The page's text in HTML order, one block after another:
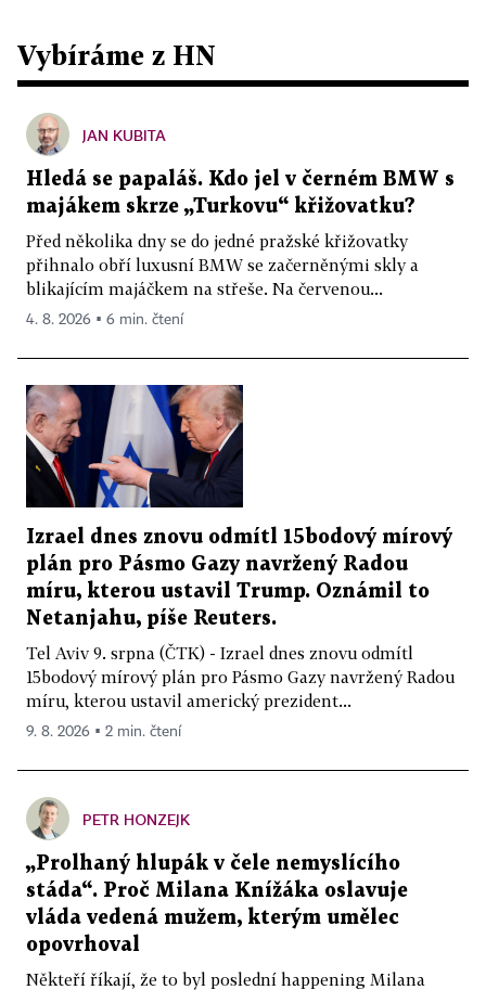
Vybíráme z HN
JAN KUBITA
Hledá se papaláš. Kdo jel v černém BMW s
majákem skrze „Turkovu“ křižovatku?
Před několika dny se do jedné pražské křižovatky
přihnalo obří luxusní BMW se začerněnými skly a
blikajícím majáčkem na střeše. Na červenou...
4. 8. 2026 ▪ 6 min. čtení
Izrael dnes znovu odmítl 15bodový mírový
plán pro Pásmo Gazy navržený Radou
míru, kterou ustavil Trump. Oznámil to
Netanjahu, píše Reuters.
Tel Aviv 9. srpna (ČTK) - Izrael dnes znovu odmítl
15bodový mírový plán pro Pásmo Gazy navržený Radou
míru, kterou ustavil americký prezident...
9. 8. 2026 ▪ 2 min. čtení
PETR HONZEJK
„Prolhaný hlupák v čele nemyslícího
stáda“. Proč Milana Knížáka oslavuje
vláda vedená mužem, kterým umělec
opovrhoval
Někteří říkají, že to byl poslední happening Milana